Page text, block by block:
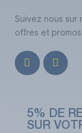
Suivez nous sur
offres et promos
5% DE
SUR